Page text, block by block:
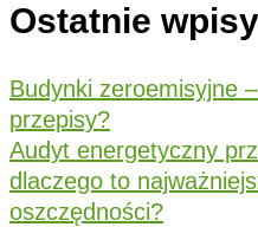
Ostatnie wpisy
Budynki zeroemisyjne
przepisy?
Audyt energetyczny
dlaczego to
oszczędności?